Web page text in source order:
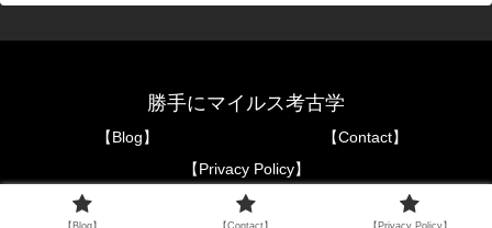
勝手にマイルス考古学
【Blog】
【Contact】
【Privacy Policy】
Copyright © 2021-2026 勝手にマイルス考古学 All Rights Reserved.
【Blog】 【Contact】 【Privacy Policy】